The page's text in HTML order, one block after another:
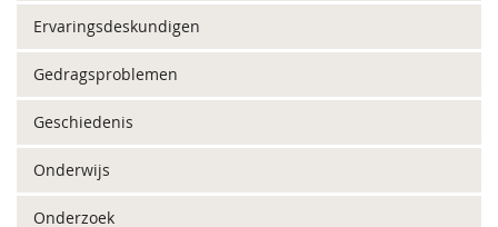
Ervaringsdeskundigen
Gedragsproblemen
Geschiedenis
Onderwijs
Onderzoek